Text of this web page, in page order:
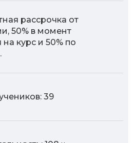
рассрочка от
50% в момент
курс и 50% по
39